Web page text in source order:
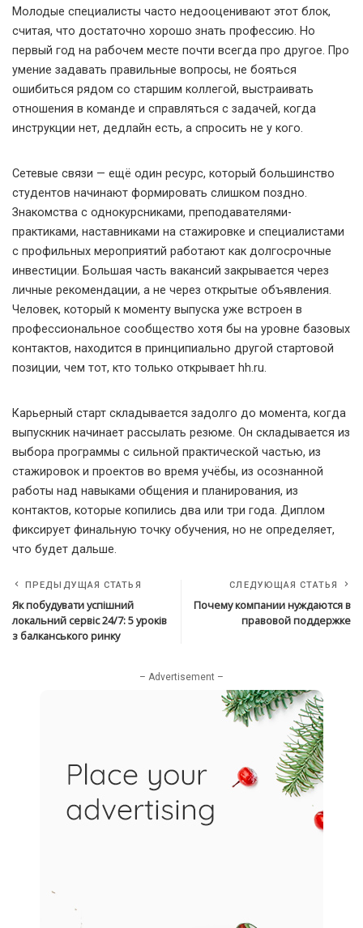
Молодые специалисты часто недооценивают этот блок,
считая, что достаточно хорошо знать профессию. Но
первый год на рабочем месте почти всегда про другое. Про
умение задавать правильные вопросы, не бояться
ошибиться рядом со старшим коллегой, выстраивать
отношения в команде и справляться с задачей, когда
инструкции нет, дедлайн есть, а спросить не у кого.
Сетевые связи — ещё один ресурс, который большинство
студентов начинают формировать слишком поздно.
Знакомства с однокурсниками, преподавателями-
практиками, наставниками на стажировке и специалистами
с профильных мероприятий работают как долгосрочные
инвестиции. Большая часть вакансий закрывается через
личные рекомендации, а не через открытые объявления.
Человек, который к моменту выпуска уже встроен в
профессиональное сообщество хотя бы на уровне базовых
контактов, находится в принципиально другой стартовой
позиции, чем тот, кто только открывает hh.ru.
Карьерный старт складывается задолго до момента, когда
выпускник начинает рассылать резюме. Он складывается из
выбора программы с сильной практической частью, из
стажировок и проектов во время учёбы, из осознанной
работы над навыками общения и планирования, из
контактов, которые копились два или три года. Диплом
фиксирует финальную точку обучения, но не определяет,
что будет дальше.
ПРЕДЫДУЩАЯ СТАТЬЯ
Як побудувати успішний
локальний сервіс 24/7: 5 уроків
з балканського ринку
СЛЕДУЮЩАЯ СТАТЬЯ
Почему компании нуждаются в
правовой поддержке
– Advertisement –